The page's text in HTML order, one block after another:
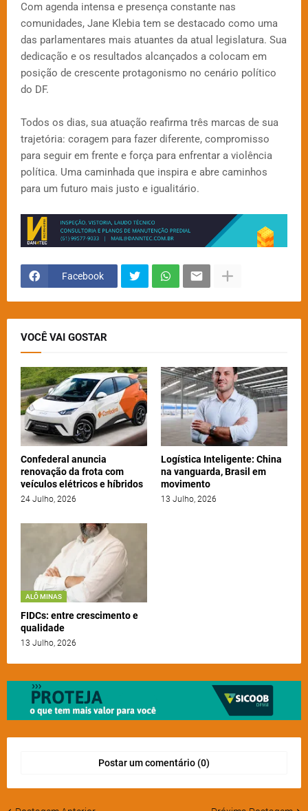
Com agenda intensa e presença constante nas
comunidades, Jane Klebia tem se destacado como uma
das parlamentares mais atuantes da atual legislatura. Sua
dedicação e os resultados alcançados a colocam em
posição de crescente protagonismo no cenário político
do DF.
Todos os dias, sua atuação reafirma três marcas de sua
trajetória: coragem para fazer diferente, compromisso
para seguir em frente e força para enfrentar a violência
política. Uma caminhada que inspira e abre caminhos
para um futuro mais justo e igualitário.
Facebook
VOCÊ VAI GOSTAR
Confederal anuncia
renovação da frota com
veículos elétricos e híbridos
24 Julho, 2026
Logística Inteligente: China
na vanguarda, Brasil em
movimento
13 Julho, 2026
ALÔ MINAS
FIDCs: entre crescimento e
qualidade
13 Julho, 2026
Postar um comentário (0)